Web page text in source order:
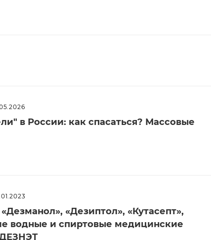
в России: как спасаться? Массовые
«Дезиптол», «Кутасепт»,
водные и спиртовые медицинские